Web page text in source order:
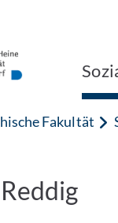
Fakultät